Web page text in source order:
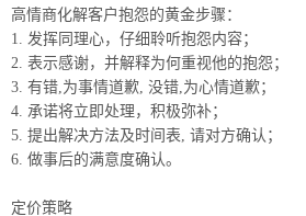
高情商化解客户抱怨的黄金步骤：
1. 发挥同理心，仔细聆听抱怨内容；
2. 表示感谢，并解释为何重视他的抱怨；
3. 有错,为事情道歉, 没错,为心情道歉；
4. 承诺将立即处理，积极弥补；
5. 提出解决方法及时间表, 请对方确认；
6. 做事后的满意度确认。
定价策略